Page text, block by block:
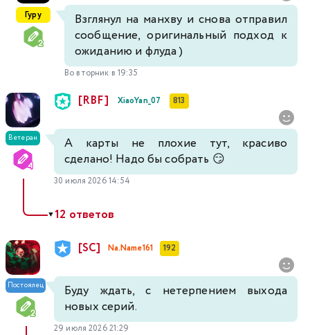
Гуру
Взглянул на манхву и снова отправил
сообщение, оригинальный подход к
ожиданию и флуда )
Во вторник в 19:35
Ветеран
[RBF] XiaoYan_07 813
А карты не плохие тут, красиво
сделано! Надо бы собрать 😏
30 июля 2026 14:54
▼12 ответов
Постоялец
[SC] Na.Name161 192
Буду ждать, с нетерпением выхода
новых серий.
29 июля 2026 21:29